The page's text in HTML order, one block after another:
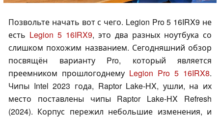
Позвольте начать вот с чего. Legion Pro 5 16IRX9 не
есть Legion 5 16IRX9, это два разных ноутбука со
слишком похожим названием. Сегодняшний обзор
посвящён варианту Pro, который является
преемником прошлогоднему Legion Pro 5 16IRX8.
Чипы Intel 2023 года, Raptor Lake-HX, ушли, на их
место поставлены чипы Raptor Lake-HX Refresh
(2024). Корпус пережил небольшие изменения, и